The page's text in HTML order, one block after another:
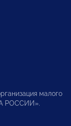
малого
РОССИИ».